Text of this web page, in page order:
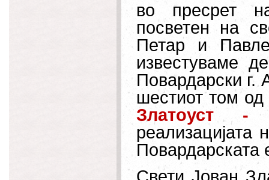
во пресрет
посветен на
Петар и
известуваме
Повардарски г.
шестиот том
Златоуст -
реализацијата
Повардарската